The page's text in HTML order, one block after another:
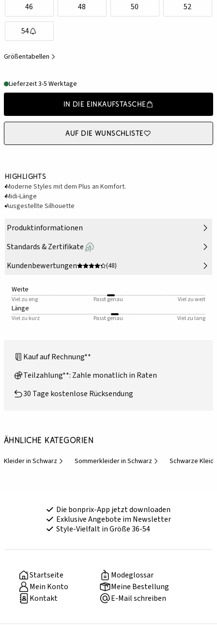
46 48 50 52
54
Größentabellen
Lieferzeit 3-5 Werktage
In die Einkaufstasche
Auf die Wunschliste
Highlights
Moderne Styles mit dem Plus an Komfort.
Midi-Länge
Ausgestellte Silhouette
Produktinformationen
Standards & Zertifikate
Kundenbewertungen
(48)
Weite
Viel zu eng Passt genau Viel zu weit
Länge
Viel zu kurz Passt genau Viel zu lang
Kauf auf Rechnung**
Teilzahlung**: Zahle monatlich in Raten
30 Tage kostenlose Rücksendung
Ähnliche Kategorien
Kleider in Schwarz Sommerkleider in Schwarz Schwarze
Die bonprix-App jetzt downloaden
Exklusive Angebote im Newsletter
Style-Vielfalt in Größe 36-54
Startseite
Modeglossar
Mein Konto
Meine Bestellung
Kontakt
E-Mail schreiben